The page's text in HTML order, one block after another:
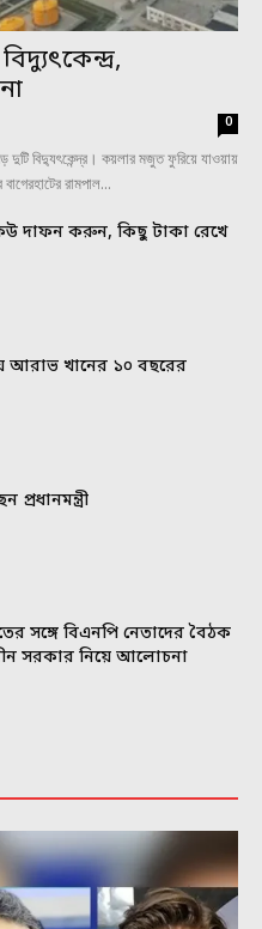
0
বিদ্যুৎকেন্দ্র। কয়লার মজুত ফুরিয়ে যাওয়ায়
রামপাল...
দাফন করুন, কিছু টাকা রেখে
আরাভ খানের ১০ বছরের
প্রধানমন্ত্রী
সঙ্গে বিএনপি নেতাদের বৈঠক
সরকার নিয়ে আলোচনা